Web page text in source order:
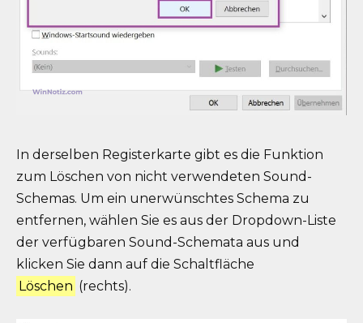
In derselben Registerkarte gibt es die Funktion
zum Löschen von nicht verwendeten Sound-
Schemas. Um ein unerwünschtes Schema zu
entfernen, wählen Sie es aus der Dropdown-Liste
der verfügbaren Sound-Schemata aus und
klicken Sie dann auf die Schaltfläche
Löschen (rechts).